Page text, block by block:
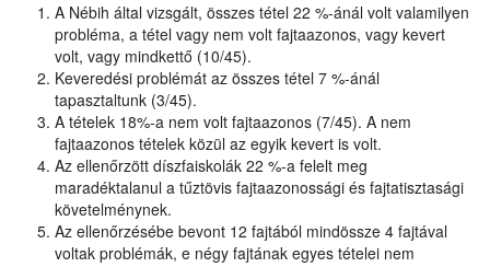
A Nébih által vizsgált, összes tétel 22 %-ánál volt valamilyen
probléma, a tétel vagy nem volt fajtaazonos, vagy kevert
volt, vagy mindkettő (10/45).
Keveredési problémát az összes tétel 7 %-ánál
tapasztaltunk (3/45).
A tételek 18%-a nem volt fajtaazonos (7/45). A nem
fajtaazonos tételek közül az egyik kevert is volt.
Az ellenőrzött díszfaiskolák 22 %-a felelt meg
maradéktalanul a tűztövis fajtaazonossági és fajtatisztasági
követelménynek.
Az ellenőrzésébe bevont 12 fajtából mindössze 4 fajtával
voltak problémák, e négy fajtának egyes tételei nem